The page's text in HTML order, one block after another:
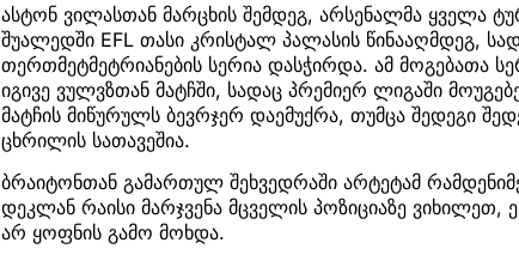
ასტონ ვილასთან მარცხის შემდეგ, არსენალმა ყველა
შუალედში EFL თასი კრისტალ პალასის წინააღმდეგ,
თერთმეტმეტრიანების სერია დასჭირდა. ამ მოგებათა
იგივე ვულვზთან მატჩში, სადაც პრემიერ ლიგაში
მატჩის მიწურულს ბევრჯერ დაემუქრა, თუმცა შედეგი
ცხრილის სათავეშია.
ბრაიტონთან გამართულ შეხვედრაში არტეტამ
დეკლან რაისი მარჯვენა მცველის პოზიციაზე
არ ყოფნის გამო მოხდა.